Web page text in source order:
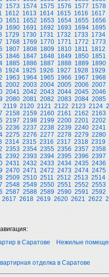
1573 1574 1575 1576 1577 1578
1612 1613 1614 1615 1616 1617
1651 1652 1653 1654 1655 1656
1690 1691 1692 1693 1694 1695
1729 1730 1731 1732 1733 1734
1768 1769 1770 1771 1772 1773
1807 1808 1809 1810 1811 1812
1846 1847 1848 1849 1850 1851
1885 1886 1887 1888 1889 1890
1924 1925 1926 1927 1928 1929
1963 1964 1965 1966 1967 1968
2002 2003 2004 2005 2006 2007
2041 2042 2043 2044 2045 2046
2080 2081 2082 2083 2084 2085
2119 2120 2121 2122 2123 2124
2158 2159 2160 2161 2162 2163
2197 2198 2199 2200 2201 2202
2236 2237 2238 2239 2240 2241
2275 2276 2277 2278 2279 2280
2314 2315 2316 2317 2318 2319
2353 2354 2355 2356 2357 2358
2392 2393 2394 2395 2396 2397
2431 2432 2433 2434 2435 2436
2470 2471 2472 2473 2474 2475
2509 2510 2511 2512 2513 2514
2548 2549 2550 2551 2552 2553
2587 2588 2589 2590 2591 2592
2617 2618 2619 2620 2621 2622
в Саратове Нежилые
отделка в Саратове